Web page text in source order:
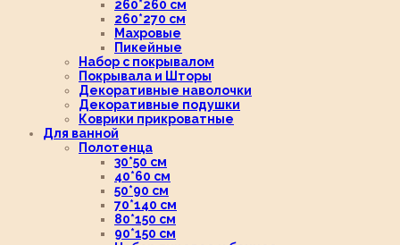
260*260 см
260*270 см
Махровые
Пикейные
Набор с покрывалом
Покрывала и Шторы
Декоративные наволочки
Декоративные подушки
Коврики прикроватные
Для ванной
Полотенца
30*50 см
40*60 см
50*90 см
70*140 см
80*150 см
90*150 см